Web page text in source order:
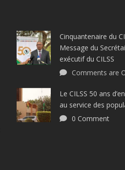
Cinquantenaire du
Message du
exécutif du CILSS
Comments are
Le CILSS 50 ans
au service des
0 Comment